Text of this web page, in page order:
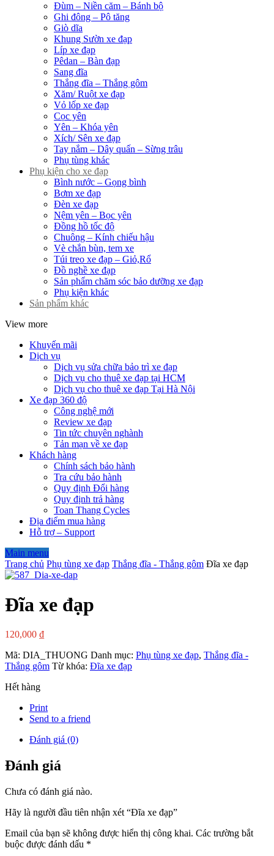
Đùm – Niền căm – Bánh bộ
Ghi đông – Pô tăng
Giò dĩa
Khung Sườn xe đạp
Líp xe đạp
Pêdan – Bàn đạp
Sang đĩa
Thắng đĩa – Thắng gôm
Xăm/ Ruột xe đạp
Vỏ lốp xe đạp
Cọc yên
Yên – Khóa yên
Xích/ Sên xe đạp
Tay nắm – Dây quấn – Sừng trâu
Phụ tùng khác
Phụ kiện cho xe đạp
Bình nước – Gọng bình
Bơm xe đạp
Đèn xe đạp
Nệm yên – Bọc yên
Đồng hồ tốc độ
Chuông – Kính chiếu hậu
Vè chắn bùn, tem xe
Túi treo xe đạp – Giỏ,Rổ
Đồ nghề xe đạp
Sản phẩm chăm sóc bảo dưỡng xe đạp
Phụ kiện khác
Sản phẩm khác
View more
Khuyến mãi
Dịch vụ
Dịch vụ sửa chữa bảo trì xe đạp
Dịch vụ cho thuê xe đạp tại HCM
Dịch vụ cho thuê xe đạp Tại Hà Nội
Xe đạp 360 độ
Công nghệ mới
Review xe đạp
Tin tức chuyên nghành
Tản mạn về xe đạp
Khách hàng
Chính sách bảo hành
Tra cứu bảo hành
Quy định Đổi hàng
Quy định trả hàng
Toan Thang Cycles
Địa điểm mua hàng
Hỗ trợ – Support
Main menu
Trang chủ Phụ tùng xe đạp Thắng đĩa - Thắng gôm Đĩa xe đạp
Đĩa xe đạp
120,000 ₫
Mã: DIA_THUONG Danh mục: Phụ tùng xe đạp, Thắng đĩa -
Thắng gôm Từ khóa: Đĩa xe đạp
Hết hàng
Print
Send to a friend
Đánh giá (0)
Đánh giá
Chưa có đánh giá nào.
Hãy là người đầu tiên nhận xét “Đĩa xe đạp”
Email của bạn sẽ không được hiển thị công khai. Các trường bắt
buộc được đánh dấu *